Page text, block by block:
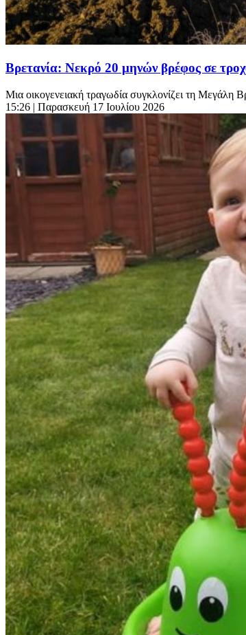
Βρετανία: Νεκρό 20 μηνών βρέφος σε
Μια οικογενειακή τραγωδία συγκλονίζει τη Μεγάλη
15:26 | Παρασκευή 17 Ιουλίου 2026